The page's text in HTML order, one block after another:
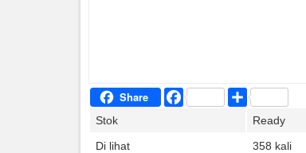
Share Facebook Share
Stok
Ready
Di lihat
358 kali